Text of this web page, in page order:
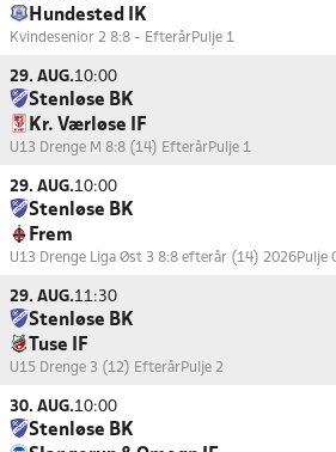
Hundested IK
Kvindesenior 2 8:8 - EfterårPulje 1
29. AUG.10:00
Stenløse BK
Kr. Værløse IF
U13 Drenge M 8:8 (14) EfterårPulje 1
29. AUG.10:00
Stenløse BK
Frem
U13 Drenge Liga Øst 3 8:8 efterår (14) 2026Pulje C
29. AUG.11:30
Stenløse BK
Tuse IF
U15 Drenge 3 (12) EfterårPulje 2
30. AUG.10:00
Stenløse BK